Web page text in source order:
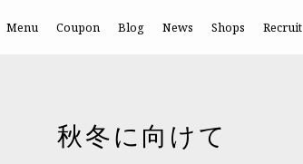
Menu Coupon Blog News Shops Recruit
秋冬に向けて